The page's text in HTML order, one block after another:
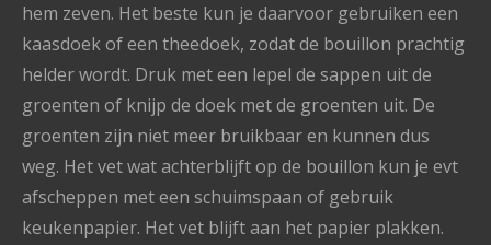
hem zeven. Het beste kun je daarvoor gebruiken een
kaasdoek of een theedoek, zodat de bouillon prachtig
helder wordt. Druk met een lepel de sappen uit de
groenten of knijp de doek met de groenten uit. De
groenten zijn niet meer bruikbaar en kunnen dus
weg. Het vet wat achterblijft op de bouillon kun je evt
afscheppen met een schuimspaan of gebruik
keukenpapier. Het vet blijft aan het papier plakken.